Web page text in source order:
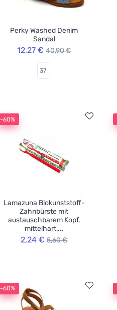
Perky Washed Denim
Sandal
12,27 € 40,90 €
37
-60%
Lamazuna Biokunststoff-
Zahnbürste mit
austauschbarem Kopf,
mittelhart,...
2,24 € 5,60 €
-60%